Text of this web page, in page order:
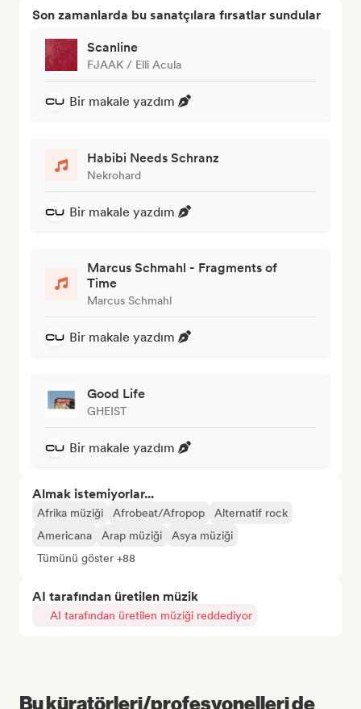
Son zamanlarda bu sanatçılara fırsatlar sundular
Scanline
FJAAK / Elli Acula
Bir makale yazdım
Habibi Needs Schranz
Nekrohard
Bir makale yazdım
Marcus Schmahl - Fragments of
Time
Marcus Schmahl
Bir makale yazdım
Good Life
GHEIST
Bir makale yazdım
Almak istemiyorlar...
Afrika müziği Afrobeat/Afropop
Alternatif rock
Americana
Arap müziği
Asya müziği
Tümünü göster +88
AI tarafından üretilen müzik
AI tarafından üretilen müziği reddediyor
Bu küratörleri/profesyonelleri de